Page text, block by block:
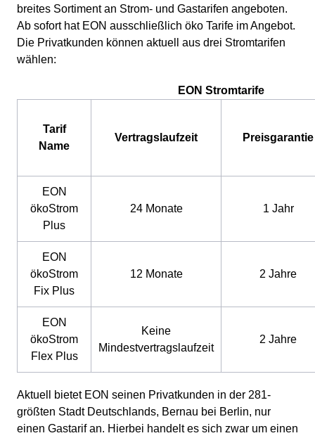
breites Sortiment an Strom- und Gastarifen angeboten.
Ab sofort hat EON ausschließlich öko Tarife im Angebot.
Die Privatkunden können aktuell aus drei Stromtarifen
wählen:
EON Stromtarife
Tarif
Name
Vertragslaufzeit Preisgarantie
EON
ökoStrom
Plus
24 Monate 1 Jahr
EON
ökoStrom
Fix Plus
12 Monate 2 Jahre
EON
ökoStrom
Flex Plus
Keine
Mindestvertragslaufzeit
2 Jahre
Aktuell bietet EON seinen Privatkunden in der 281-
größten Stadt Deutschlands, Bernau bei Berlin, nur
einen Gastarif an. Hierbei handelt es sich zwar um einen